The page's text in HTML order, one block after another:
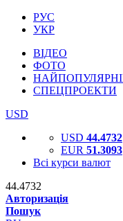
РУС
УКР
ВІДЕО
ФОТО
СПЕЦПРОЕКТИ
USD
USD 44.4732
EUR 51.3093
Всі курси валют
44.4732
Авторизація
Пошук